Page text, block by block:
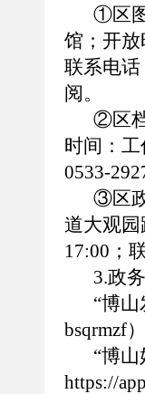
①区
馆；开
联系电话
阅。
②区
时间：
0533-
③区
道大观
17:00；
3.政
“博
bsqrmzf
“博
https://